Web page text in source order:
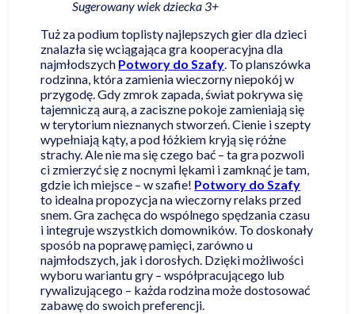
Sugerowany wiek dziecka 3+
Tuż za podium toplisty najlepszych gier dla dzieci
znalazła się wciągająca gra kooperacyjna dla
najmłodszych Potwory do Szafy. To planszówka
rodzinna, która zamienia wieczorny niepokój w
przygodę. Gdy zmrok zapada, świat pokrywa się
tajemniczą aurą, a zaciszne pokoje zamieniają się
w terytorium nieznanych stworzeń. Cienie i szepty
wypełniają kąty, a pod łóżkiem kryją się różne
strachy. Ale nie ma się czego bać – ta gra pozwoli
ci zmierzyć się z nocnymi lękami i zamknąć je tam,
gdzie ich miejsce – w szafie! Potwory do Szafy
to idealna propozycja na wieczorny relaks przed
snem. Gra zachęca do wspólnego spędzania czasu
i integruje wszystkich domowników. To doskonały
sposób na poprawę pamięci, zarówno u
najmłodszych, jak i dorosłych. Dzięki możliwości
wyboru wariantu gry – współpracującego lub
rywalizującego – każda rodzina może dostosować
zabawę do swoich preferencji.